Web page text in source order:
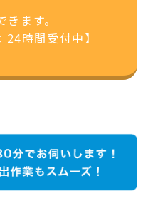
ます。
時間受付中】